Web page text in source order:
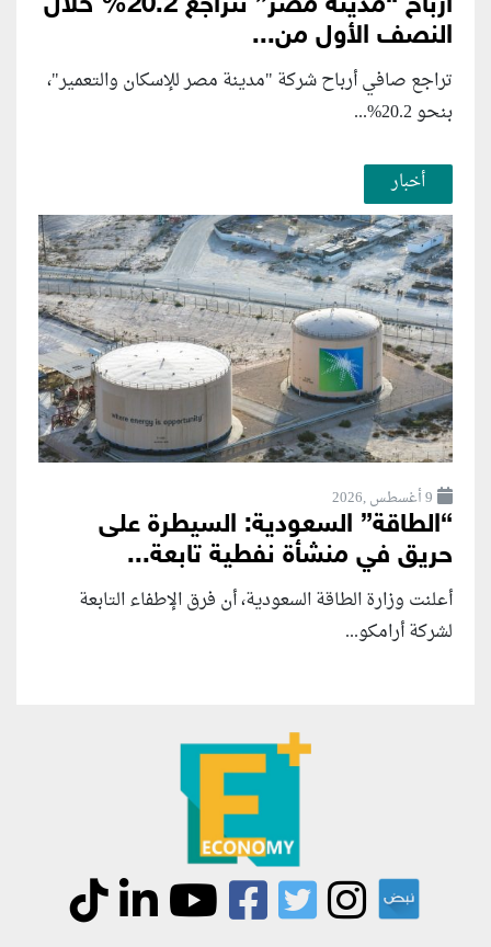
النصف الأول من...
تراجع صافي أرباح شركة "مدينة مصر للإسكان والتعمير"،
بنحو 20.2%...
أخبار
9 أغسطس ,2026
“الطاقة” السعودية: السيطرة على
حريق في منشأة نفطية تابعة...
أعلنت وزارة الطاقة السعودية، أن فرق الإطفاء التابعة
لشركة أرامكو...